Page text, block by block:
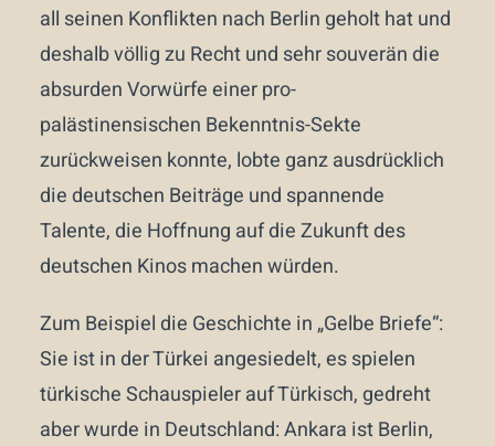
all seinen Konflikten nach Berlin geholt hat und
deshalb völlig zu Recht und sehr souverän die
absurden Vorwürfe einer pro-
palästinensischen Bekenntnis-Sekte
zurückweisen konnte, lobte ganz ausdrücklich
die deutschen Beiträge und spannende
Talente, die Hoffnung auf die Zukunft des
deutschen Kinos machen würden.
Zum Beispiel die Geschichte in „Gelbe Briefe“:
Sie ist in der Türkei angesiedelt, es spielen
türkische Schauspieler auf Türkisch, gedreht
aber wurde in Deutschland: Ankara ist Berlin,